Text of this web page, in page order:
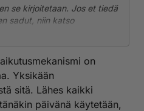
se kirjoitetaan. Jos et tiedä
sadut, niin katso
myös sillä, kun kirjoitin
muuta. Sen tarinan
on kaikki
jo vuosituhannen
on
Yksikään
sitä. Lähes kaikki
päivänä käytetään,